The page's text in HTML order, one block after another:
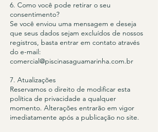
6. Como você pode retirar o seu
consentimento?
Se você enviou uma mensagem e deseja
que seus dados sejam excluídos de nossos
registros, basta entrar em contato através
do e-mail:
comercial@piscinasaguamarinha.com.br
7. Atualizações
Reservamos o direito de modificar esta
política de privacidade a qualquer
momento. Alterações entrarão em vigor
imediatamente após a publicação no site.